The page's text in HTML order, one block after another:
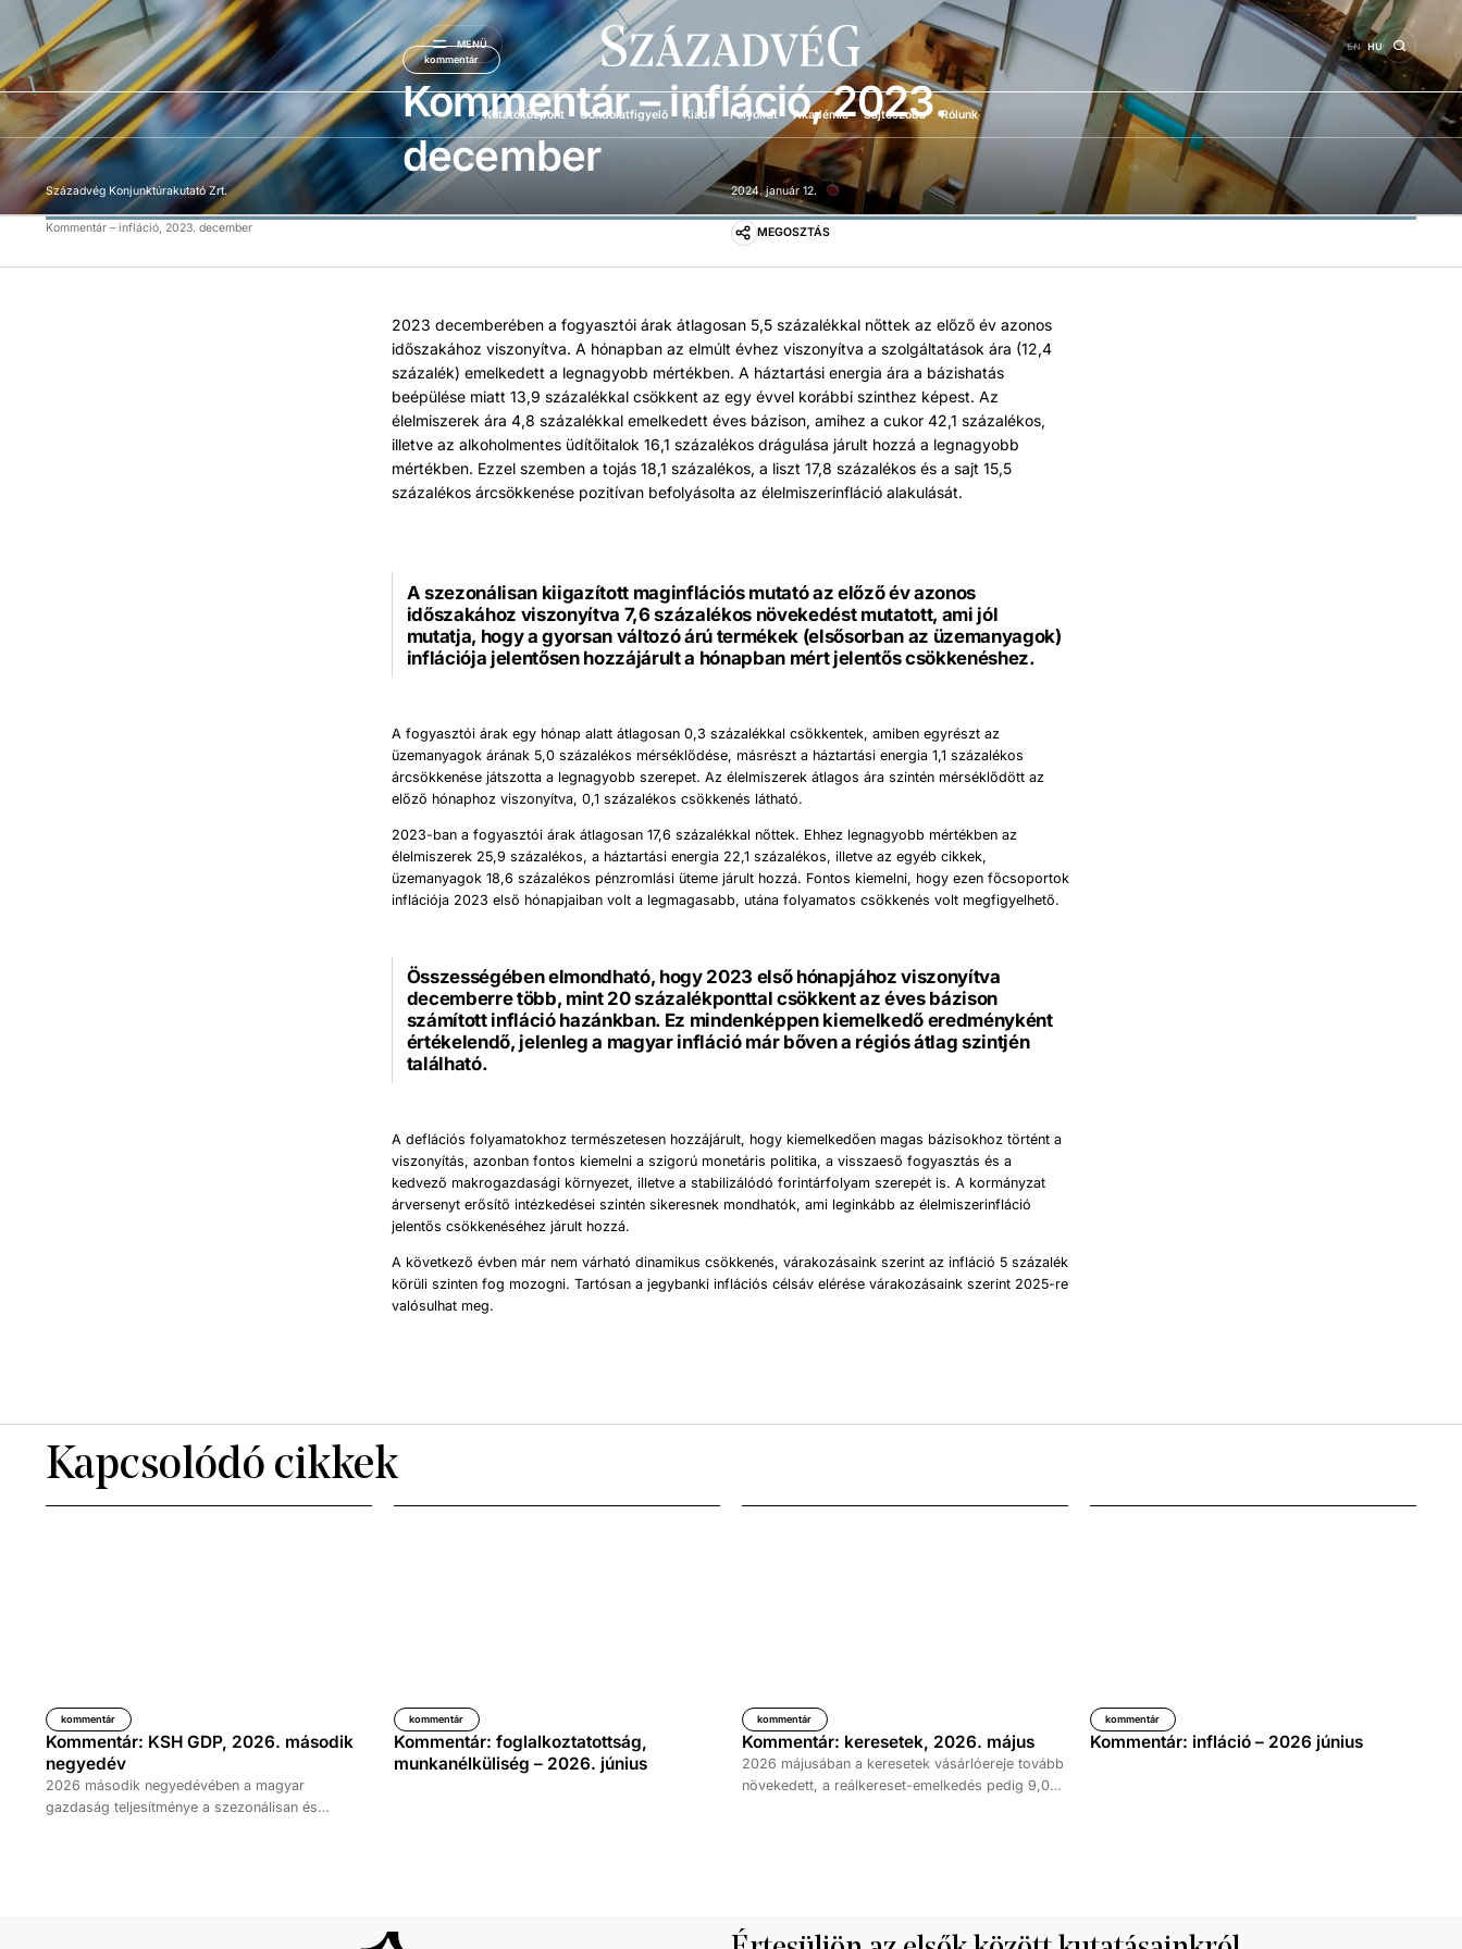
MENÜ EN HU
Kutatóközpont Gondolatfigyelő Kiadó Folyóirat Akadémia Sajtószoba Rólunk
kommentár
Kommentár – infláció, 2023.
december
Századvég Konjunktúrakutató Zrt. 2024. január 12.
Kommentár – infláció, 2023. december MEGOSZTÁS
2023 decemberében a fogyasztói árak átlagosan 5,5 százalékkal nőttek az előző év azonos
időszakához viszonyítva. A hónapban az elmúlt évhez viszonyítva a szolgáltatások ára (12,4
százalék) emelkedett a legnagyobb mértékben. A háztartási energia ára a bázishatás
beépülése miatt 13,9 százalékkal csökkent az egy évvel korábbi szinthez képest. Az
élelmiszerek ára 4,8 százalékkal emelkedett éves bázison, amihez a cukor 42,1 százalékos,
illetve az alkoholmentes üdítőitalok 16,1 százalékos drágulása járult hozzá a legnagyobb
mértékben. Ezzel szemben a tojás 18,1 százalékos, a liszt 17,8 százalékos és a sajt 15,5
százalékos árcsökkenése pozitívan befolyásolta az élelmiszerinfláció alakulását.
A szezonálisan kiigazított maginflációs mutató az előző év azonos
időszakához viszonyítva 7,6 százalékos növekedést mutatott, ami jól
mutatja, hogy a gyorsan változó árú termékek (elsősorban az üzemanyagok)
inflációja jelentősen hozzájárult a hónapban mért jelentős csökkenéshez.
A fogyasztói árak egy hónap alatt átlagosan 0,3 százalékkal csökkentek, amiben egyrészt az
üzemanyagok árának 5,0 százalékos mérséklődése, másrészt a háztartási energia 1,1 százalékos
árcsökkenése játszotta a legnagyobb szerepet. Az élelmiszerek átlagos ára szintén mérséklődött az
előző hónaphoz viszonyítva, 0,1 százalékos csökkenés látható.
2023-ban a fogyasztói árak átlagosan 17,6 százalékkal nőttek. Ehhez legnagyobb mértékben az
élelmiszerek 25,9 százalékos, a háztartási energia 22,1 százalékos, illetve az egyéb cikkek,
üzemanyagok 18,6 százalékos pénzromlási üteme járult hozzá. Fontos kiemelni, hogy ezen főcsoportok
inflációja 2023 első hónapjaiban volt a legmagasabb, utána folyamatos csökkenés volt megfigyelhető.
Összességében elmondható, hogy 2023 első hónapjához viszonyítva
decemberre több, mint 20 százalékponttal csökkent az éves bázison
számított infláció hazánkban. Ez mindenképpen kiemelkedő eredményként
értékelendő, jelenleg a magyar infláció már bőven a régiós átlag szintjén
található.
A deflációs folyamatokhoz természetesen hozzájárult, hogy kiemelkedően magas bázisokhoz történt a
viszonyítás, azonban fontos kiemelni a szigorú monetáris politika, a visszaeső fogyasztás és a
kedvező makrogazdasági környezet, illetve a stabilizálódó forintárfolyam szerepét is. A kormányzat
árversenyt erősítő intézkedései szintén sikeresnek mondhatók, ami leginkább az élelmiszerinfláció
jelentős csökkenéséhez járult hozzá.
A következő évben már nem várható dinamikus csökkenés, várakozásaink szerint az infláció 5 százalék
körüli szinten fog mozogni. Tartósan a jegybanki inflációs célsáv elérése várakozásaink szerint 2025-re
valósulhat meg.
Kapcsolódó cikkek
kommentár
Kommentár: KSH GDP, 2026. második
negyedév
2026 második negyedévében a magyar
gazdaság teljesítménye a szezonálisan és
kommentár
Kommentár: foglalkoztatottság,
munkanélküliség – 2026. június
kommentár
Kommentár: keresetek, 2026. május
2026 májusában a keresetek vásárlóereje tovább
növekedett, a reálkereset-emelkedés pedig 9,0
kommentár
Kommentár: infláció – 2026 június